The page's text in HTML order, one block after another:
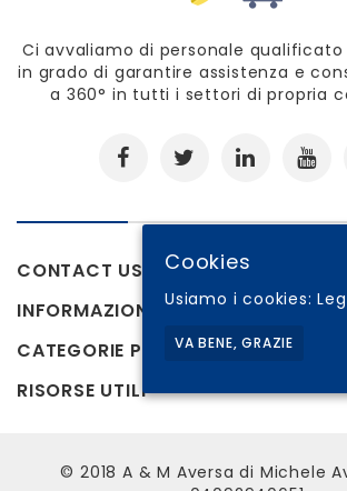
Ci avvaliamo di personale qualificato
in grado di garantire assistenza e
a 360° in tutti i settori di propria
CONTACT US
INFORMAZIONI
CATEGORIE PRODOTTI
RISORSE UTILI
© 2018 A & M Aversa di Michele
Cookies
Usiamo i cookies:
VA BENE, GRAZIE